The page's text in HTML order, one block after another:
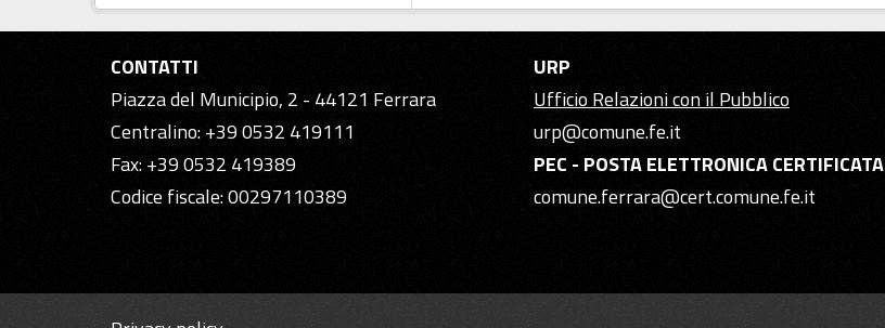
CONTATTI
Piazza del Municipio, 2 - 44121 Ferrara
Centralino: +39 0532 419111
Fax: +39 0532 419389
Codice fiscale: 00297110389
URP
Ufficio Relazioni con il Pubblico
urp@comune.fe.it
PEC - POSTA ELETTRONICA CERTIFICATA
comune.ferrara@cert.comune.fe.it